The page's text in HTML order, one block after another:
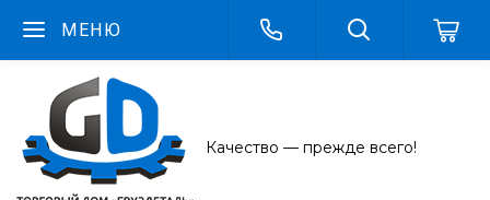
МЕНЮ
Качество — прежде всего!